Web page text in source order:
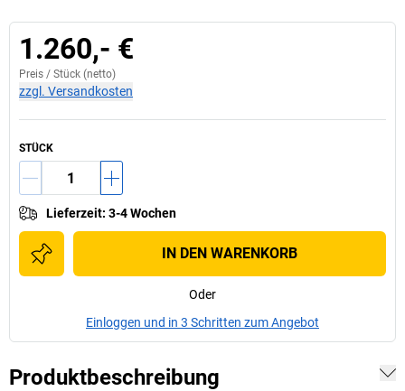
1.260,- €
Preis / Stück (netto)
zzgl. Versandkosten
STÜCK
Lieferzeit: 3-4 Wochen
IN DEN WARENKORB
Oder
Einloggen und in 3 Schritten zum Angebot
Produktbeschreibung